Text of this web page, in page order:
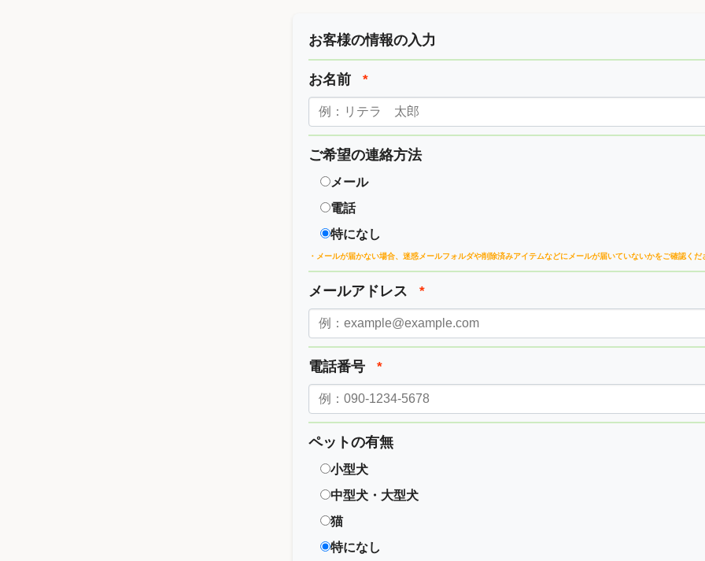
お客様の情報の入力
お名前 *
ご希望の連絡方法
メール
電話
特になし
・メールが届かない場合、 迷惑メールフォルダや削除済みアイテムなどに メールが届いていないかをご確認くだ
メールアドレス *
電話番号 *
ペットの有無
小型犬
中型犬・大型犬
猫
特になし